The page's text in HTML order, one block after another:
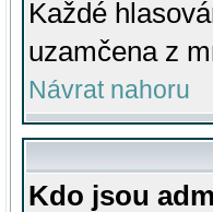
Každé
uzamčena z
Návrat nahoru
Kdo jsou